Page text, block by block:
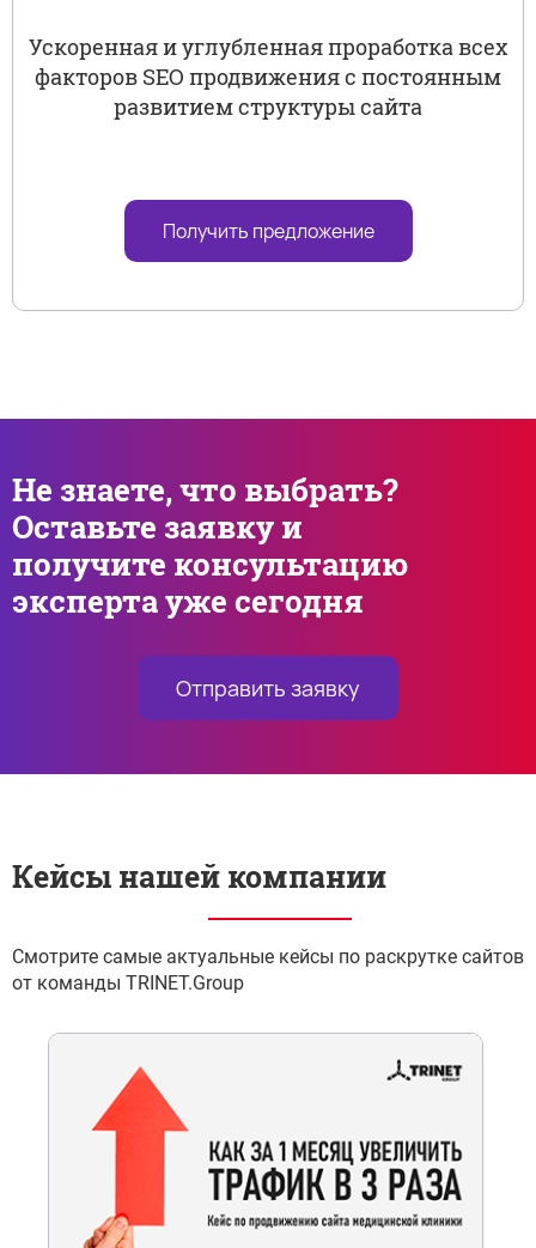
Ускоренная и углубленная проработка всех
факторов SEO продвижения с постоянным
развитием структуры сайта
Получить предложение
Не знаете, что выбрать?
Оставьте заявку и
получите консультацию
эксперта уже сегодня
Отправить заявку
Кейсы нашей компании
Смотрите самые актуальные кейсы по раскрутке сайтов
от команды TRINET.Group